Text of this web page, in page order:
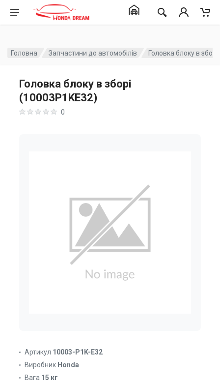
Головна Запчастини до автомобілів Головка блоку в
Головка блоку в зборі
(10003P1KE32)
0
Артикул 10003-P1K-E32
Виробник Honda
Вага 15 кг